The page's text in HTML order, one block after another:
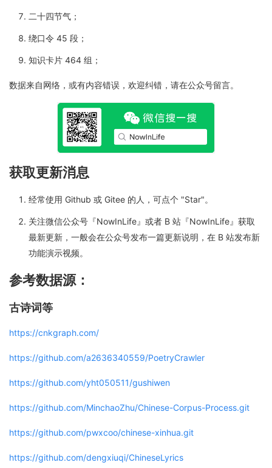
二十四节气；
绕口令 45 段；
知识卡片 464 组；
数据来自网络，或有内容错误，欢迎纠错，请在公众号留言。
获取更新消息
经常使用 Github 或 Gitee 的人，可点个 "Star"。
关注微信公众号『NowInLife』或者 B 站『NowInLife』获取
最新更新，一般会在公众号发布一篇更新说明，在 B 站发布新
功能演示视频。
参考数据源：
古诗词等
https://cnkgraph.com/
https://github.com/a2636340559/PoetryCrawler
https://github.com/yht050511/gushiwen
https://github.com/MinchaoZhu/Chinese-Corpus-Process.git
https://github.com/pwxcoo/chinese-xinhua.git
https://github.com/dengxiuqi/ChineseLyrics